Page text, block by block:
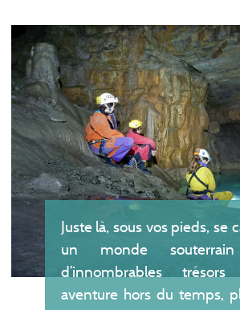
Juste là, sous vos pieds, se
un monde
d’innombrables
aventure hors du temps,